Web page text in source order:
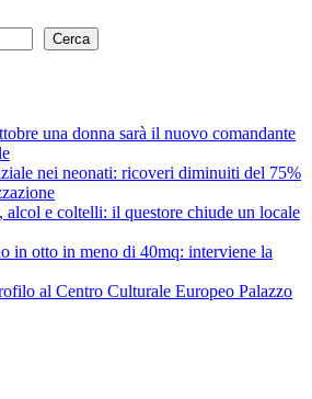
Cerca
una donna sarà il nuovo comandante
nei neonati: ricoveri diminuiti del 75%
alcol e coltelli: il questore chiude un locale
in otto in meno di 40mq: interviene la
al Centro Culturale Europeo Palazzo